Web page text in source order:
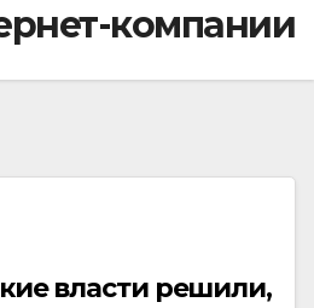
компании
власти решили,